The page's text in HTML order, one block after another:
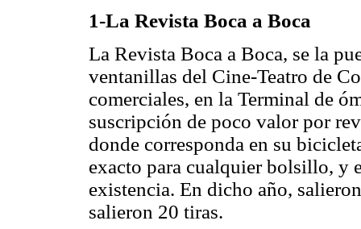
1-La Revista Boca a Boca
La Revista Boca a Boca, se la
ventanillas del Cine-Teatro de
comerciales, en la Terminal de
suscripción de poco valor por
donde corresponda en su
exacto para cualquier bolsillo, y
existencia. En dicho año,
salieron 20 tiras.